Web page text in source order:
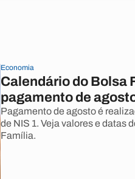
Economia
Calendário do Bolsa
pagamento de
Pagamento de agosto é
de NIS 1. Veja valores e datas
Família.